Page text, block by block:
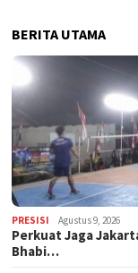
BERITA UTAMA
PRESISI Agustus 9, 2026
Perkuat Jaga
Bhabi…